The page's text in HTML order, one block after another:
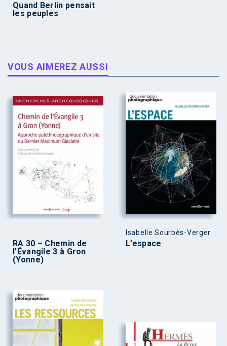
Quand Berlin pensait
les peuples
VOUS AIMEREZ AUSSI
RA 30 – Chemin de
l’Évangile 3 à Gron
(Yonne)
Isabelle Sourbès-Verger
L’espace